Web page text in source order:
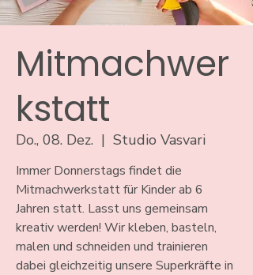
Mitmachwer
kstatt
Do., 08. Dez.
  |
Studio Vasvari
Immer Donnerstags findet die
Mitmachwerkstatt für Kinder ab 6
Jahren statt. Lasst uns gemeinsam
kreativ werden! Wir kleben, basteln,
malen und schneiden und trainieren
dabei gleichzeitig unsere Superkräfte in